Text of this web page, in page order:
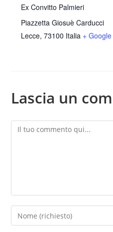
Ex Convitto Palmieri
Piazzetta Giosuè Carducci
Lecce, 73100 Italia +
Lascia un